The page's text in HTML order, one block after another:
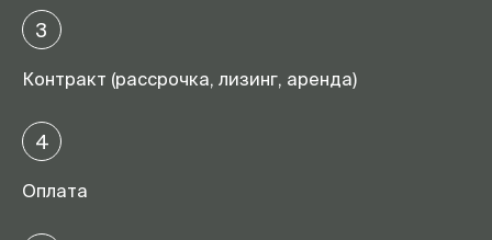
3
Контракт (рассрочка, лизинг, аренда)
4
Оплата